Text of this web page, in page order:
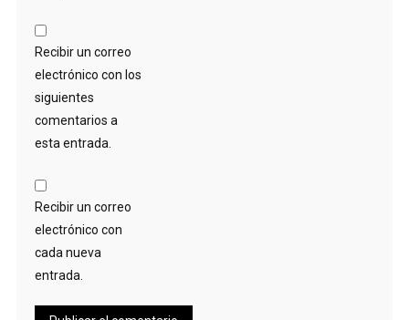
Recibir un correo
electrónico con los
siguientes
comentarios a
esta entrada.
Recibir un correo
electrónico con
cada nueva
entrada.